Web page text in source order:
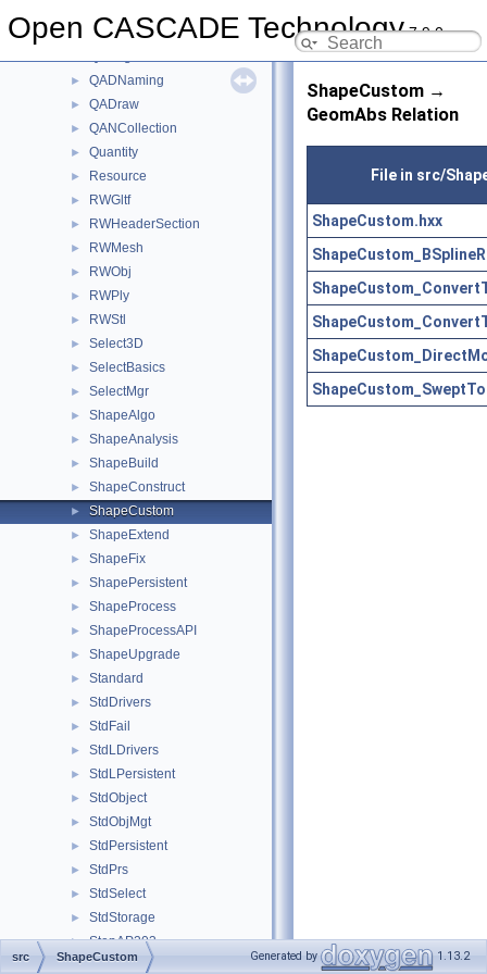
Open CASCADE Technology7.9.0
PrsMgr
► QADNaming
► QADraw
► QANCollection
► Quantity
► Resource
► RWGltf
► RWHeaderSection
► RWMesh
► RWObj
► RWPly
► RWStl
► Select3D
► SelectBasics
► SelectMgr
► ShapeAlgo
► ShapeAnalysis
► ShapeBuild
► ShapeConstruct
► ShapeCustom
► ShapeExtend
► ShapeFix
► ShapePersistent
► ShapeProcess
► ShapeProcessAPI
► ShapeUpgrade
► Standard
► StdDrivers
► StdFail
► StdLDrivers
► StdLPersistent
► StdObject
► StdObjMgt
► StdPersistent
► StdPrs
► StdSelect
► StdStorage
► StepAP203
► StepAP209
ShapeCustom →
GeomAbs Relation
File in src/
ShapeCustom.hxx
src ShapeCustom Generated by 1.13.2